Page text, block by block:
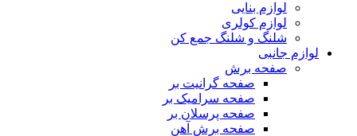
لوازم بنایی
لوازم کولری
شلنگ و شلنگ جمع کن
لوازم جانبی
صفحه برش
صفحه گرانیت بر
صفحه سرامیک بر
صفحه پرسلان بر
صفحه برش آهن